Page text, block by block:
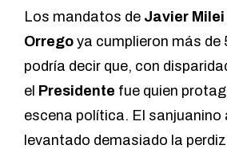
Los mandatos de Javier Milei
Orrego ya cumplieron más de
podría decir que, con
el Presidente fue quien
escena política. El sanjuanino
levantado demasiado la